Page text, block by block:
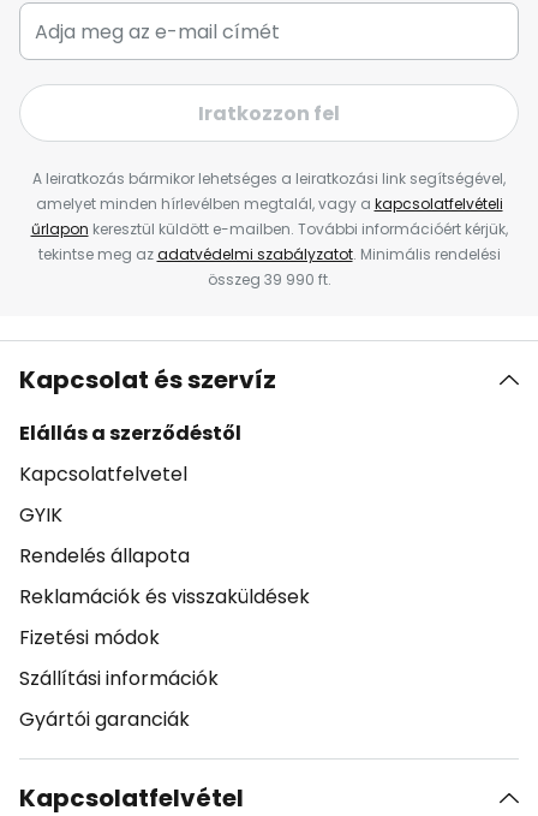
Iratkozzon fel
A leiratkozás bármikor lehetséges a leiratkozási link segítségével,
amelyet minden hírlevélben megtalál, vagy a kapcsolatfelvételi
űrlapon keresztül küldött e-mailben. További információért kérjük,
tekintse meg azadatvédelmi szabályzatot. Minimális rendelési
összeg 39 990 ft.
Kapcsolat és szervíz
Elállás a szerződéstől
Kapcsolatfelvetel
GYIK
Rendelés állapota
Reklamációk és visszaküldések
Fizetési módok
Szállítási információk
Gyártói garanciák
Kapcsolatfelvétel